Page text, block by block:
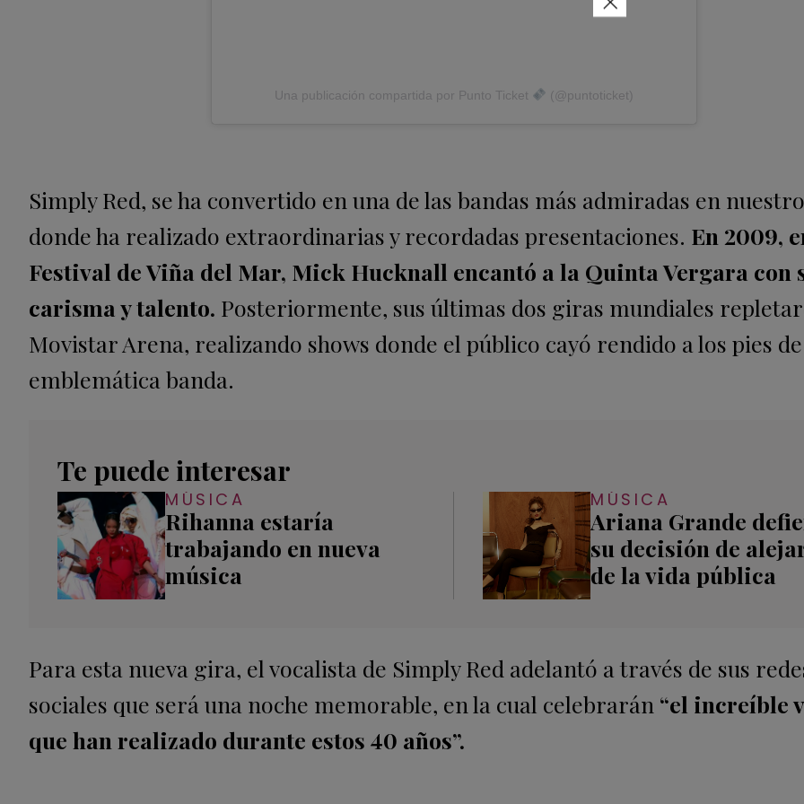
Una publicación compartida por Punto Ticket (@puntoticket)
Simply Red, se ha convertido en una de las bandas más admiradas en
donde ha realizado extraordinarias y recordadas presentaciones. En 2009,
Festival de Viña del Mar, Mick Hucknall encantó a la Quinta Vergara con
carisma y talento. Posteriormente, sus últimas dos giras mundiales
Movistar Arena, realizando shows donde el público cayó rendido a los pies
emblemática banda.
Te puede interesar
MÚSICA
Rihanna estaría
trabajando en nueva
música
MÚSICA
Ariana Grande
su decisión de
de la vida pública
Para esta nueva gira, el vocalista de Simply Red adelantó a través de sus
sociales que será una noche memorable, en la cual celebrarán “el increíble
que han realizado durante estos 40 años”.